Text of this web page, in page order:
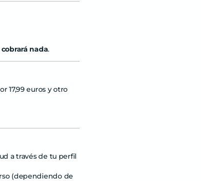
nada.
17,99 euros y otro
a través de tu perfil
(dependiendo de